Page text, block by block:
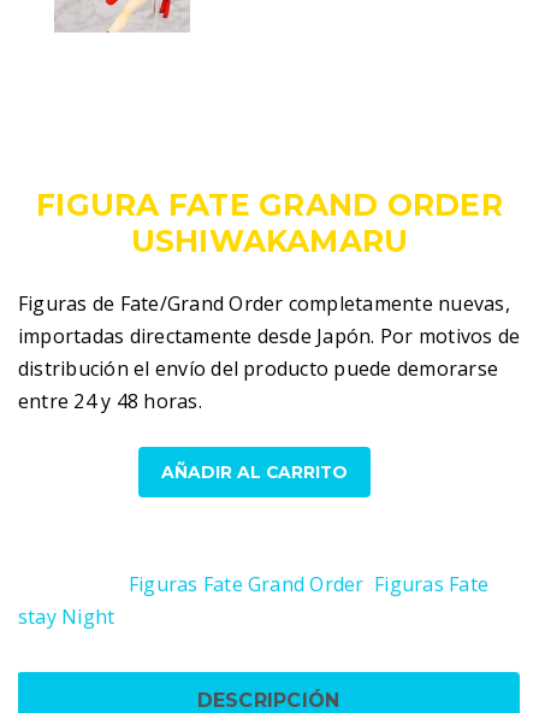
FIGURA FATE GRAND ORDER
USHIWAKAMARU
Figuras de Fate/Grand Order completamente nuevas,
importadas directamente desde Japón. Por motivos de
distribución el envío del producto puede demorarse
entre 24 y 48 horas.
Ushiwakamaru
cantidad
AÑADIR AL CARRITO
Figuras Fate Grand Order Figuras Fate
stay Night
DESCRIPCIÓN